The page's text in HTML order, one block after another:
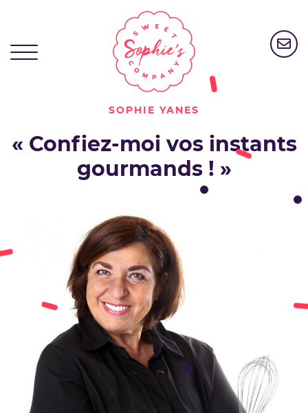
SOPHIE YANES
« Confiez-moi vos instants
gourmands ! »